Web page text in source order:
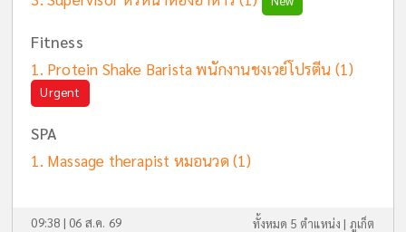
Fitness
Protein Shake Barista พนักงานชงเวย์โปรตีน (1)
Urgent
SPA
Massage therapist หมอนวด(1)
09:38 | 06 ส.ค. 69 ทั้งหมด 5 ตำแหน่ง | ภูเก็ต